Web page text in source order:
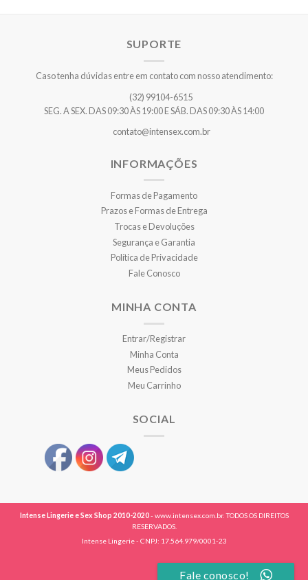
SUPORTE
Caso tenha dúvidas entre em contato com nosso atendimento:
(32) 99104-6515
SEG. A SEX. DAS 09:30 ÀS 19:00 E SÁB. DAS 09:30 ÀS 14:00
contato@intensex.com.br
INFORMAÇÕES
Formas de Pagamento
Prazos e Formas de Entrega
Trocas e Devoluções
Segurança e Garantia
Política de Privacidade
Fale Conosco
MINHA CONTA
Entrar/Registrar
Minha Conta
Meus Pedidos
Meu Carrinho
SOCIAL
Intense Lingerie e Sex Shop 2010-2020- www.intensex.com.br. TODOS OS DIREITOS
RESERVADOS.
Intense Lingerie - CNPJ: 17.564.979/0001-23
Fale conosco!